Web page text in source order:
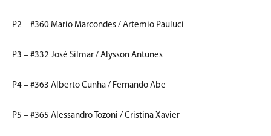
P2 – #360 Mario Marcondes / Artemio Pauluci
P3 – #332 José Silmar / Alysson Antunes
P4 – #363 Alberto Cunha / Fernando Abe
P5 – #365 Alessandro Tozoni / Cristina Xavier